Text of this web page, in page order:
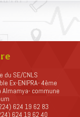
du SE/CNLS
Ex-ENIPRA- 4ème
Almamya- commune
624 19 62 83
624 19 62 40